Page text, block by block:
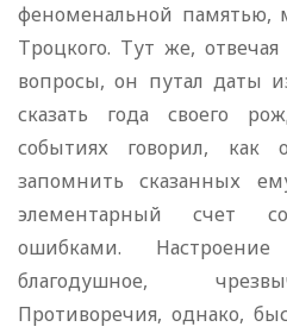
феноменальной памятью,
Троцкого. Тут же,
вопросы, он путал даты
сказать года своего
событиях говорил,
запомнить сказанных
элементарный счет
ошибками.
благодушное,
Противоречия, однако,